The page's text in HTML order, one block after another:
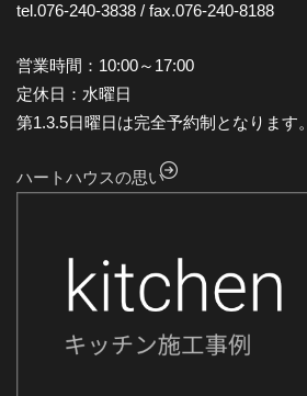
2024年9月
2024年7月
2024年6月
2024年4月
2024年2月
2024年1月
2023年12月
tel.076-240-3838 / fax.076-240-8188
営業時間：10:00～17:00
定休日：水曜日
第1.3.5日曜日は完全予約制となります。
ハートハウスの思い